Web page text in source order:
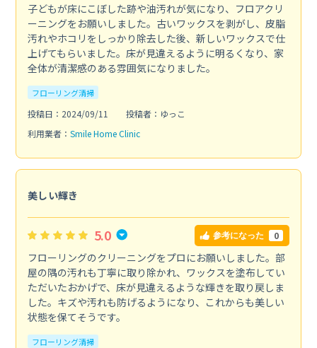
子どもが床にこぼした跡や油汚れが気になり、フロアクリ
ーニングをお願いしました。古いワックスを剥がし、皮脂
汚れやホコリをしっかり除去した後、新しいワックスで仕
上げてもらいました。床が見違えるように明るくなり、家
全体が清潔感のある雰囲気になりました。
フローリング清掃
投稿日：2024/09/11
投稿者：ゆっこ
利用業者： Smile Home Clinic
美しい輝き
5.0 参考になった 0
フローリングのクリーニングをプロにお願いしました。部
屋の隅の汚れも丁寧に取り除かれ、ワックスを塗布してい
ただいたおかげで、床が見違えるような輝きを取り戻しま
した。キズや汚れも防げるようになり、これからも美しい
状態を保てそうです。
フローリング清掃